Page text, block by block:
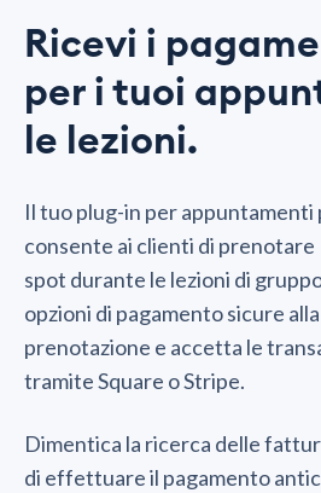
Ricevi i
per i tuoi
le lezioni.
Il tuo plug-in per appuntamenti
consente ai clienti di prenotare
spot durante le lezioni di
opzioni di pagamento sicure
prenotazione e accetta le
tramite Square o Stripe.
Dimentica la ricerca delle
di effettuare il pagamento